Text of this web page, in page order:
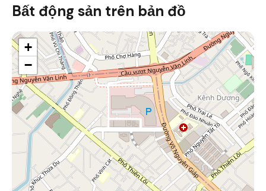
Bất động sản trên bản đồ
+
−